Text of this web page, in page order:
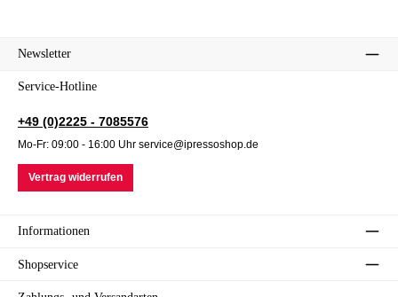
Newsletter
Service-Hotline
+49 (0)2225 - 7085576
Mo-Fr: 09:00 - 16:00 Uhr service@ipressoshop.de
Vertrag widerrufen
Informationen
Shopservice